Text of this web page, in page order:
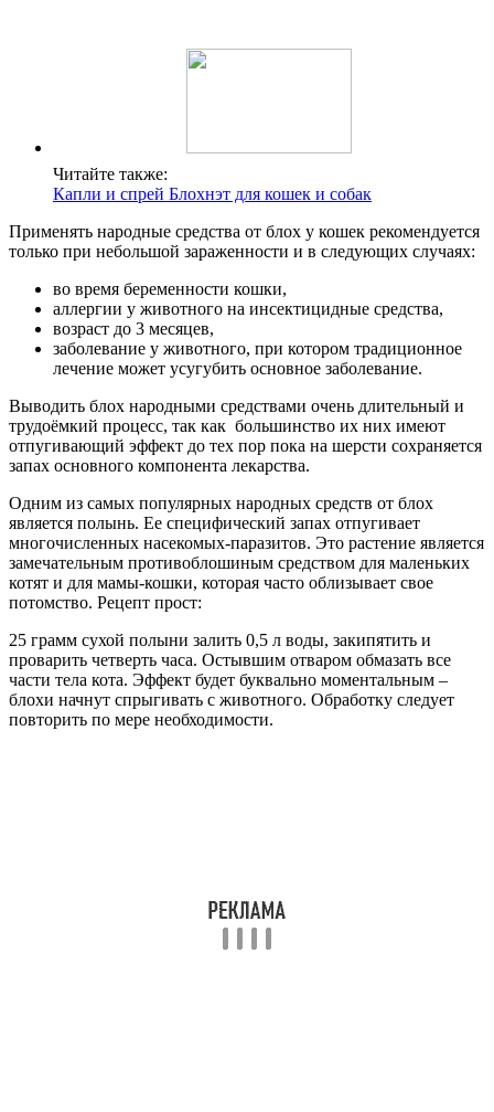
Читайте также:
Капли и спрей Блохнэт для кошек и собак
Применять народные средства от блох у кошек рекомендуется
только при небольшой зараженности и в следующих случаях:
во время беременности кошки,
аллергии у животного на инсектицидные средства,
возраст до 3 месяцев,
заболевание у животного, при котором традиционное
лечение может усугубить основное заболевание.
Выводить блох народными средствами очень длительный и
трудоёмкий процесс, так как большинство их них имеют
отпугивающий эффект до тех пор пока на шерсти сохраняется
запах основного компонента лекарства.
Одним из самых популярных народных средств от блох
является полынь. Ее специфический запах отпугивает
многочисленных насекомых-паразитов. Это растение является
замечательным противоблошиным средством для маленьких
котят и для мамы-кошки, которая часто облизывает свое
потомство. Рецепт прост:
25 грамм сухой полыни залить 0,5 л воды, закипятить и
проварить четверть часа. Остывшим отваром обмазать все
части тела кота. Эффект будет буквально моментальным –
блохи начнут спрыгивать с животного. Обработку следует
повторить по мере необходимости.